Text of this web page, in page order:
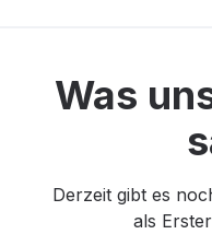
Was
Derzeit gibt es
als